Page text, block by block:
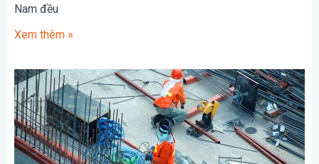
Nam đều
Xem thêm »